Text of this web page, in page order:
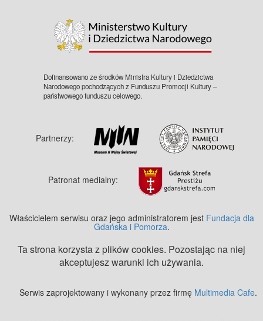
Dofinansowano ze środków Ministra Kultury i Dziedzictwa
Narodowego pochodzących z Funduszu Promocji Kultury –
państwowego funduszu celowego.
Partnerzy:
Patronat medialny:
Właścicielem serwisu oraz jego administratorem jest Fundacja dla
Gdańska i Pomorza.
Ta strona korzysta z plików cookies. Pozostając na niej
akceptujesz warunki ich używania.
Serwis zaprojektowany i wykonany przez firmę Multimedia Cafe.